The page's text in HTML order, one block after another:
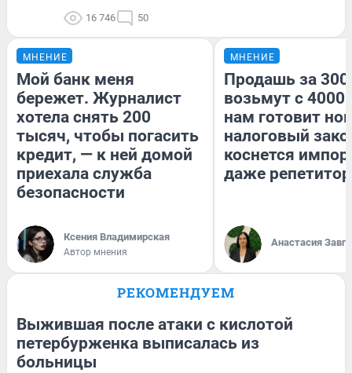
16 746 50
МНЕНИЕ
Мой банк меня
бережет. Журналист
хотела снять 200
тысяч, чтобы погасить
кредит, — к ней домой
приехала служба
безопасности
Ксения Владимирская
Автор мнения
МНЕНИЕ
Продашь за
возьмут с
нам готовит
налоговый
коснется
даже
Анастасия
РЕКОМЕНДУЕМ
Выжившая после атаки с кислотой
петербурженка выписалась из
больницы